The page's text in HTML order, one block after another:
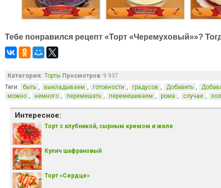
Тебе понравился рецепт «Торт «Черемуховый»»?
Категория: Торты Просмотров: 9 937
Теги: быть , выкладываем , готовности , градусов , Добавить ,
можно , немного , перемешать , перемешиваем , рома , случае ,
Интересное:
Торт с клубникой, сырным кремом и желе
Кулич шафрановый
Торт «Сердце»